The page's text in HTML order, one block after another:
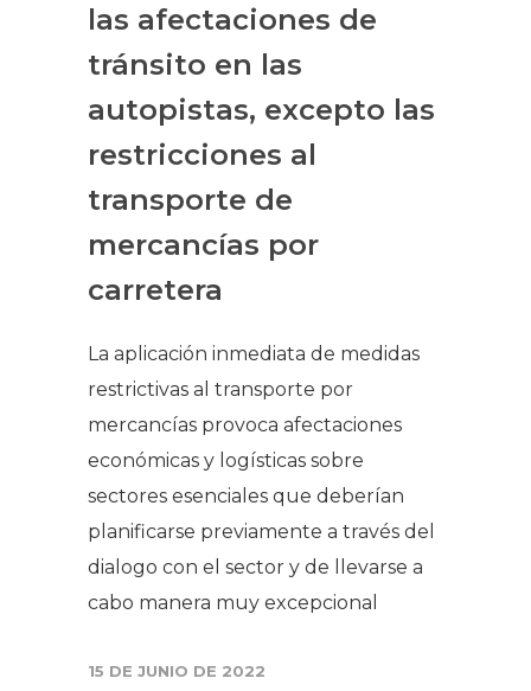
las afectaciones de
tránsito en las
autopistas, excepto las
restricciones al
transporte de
mercancías por
carretera
La aplicación inmediata de medidas
restrictivas al transporte por
mercancías provoca afectaciones
económicas y logísticas sobre
sectores esenciales que deberían
planificarse previamente a través del
dialogo con el sector y de llevarse a
cabo manera muy excepcional
15 DE JUNIO DE 2022